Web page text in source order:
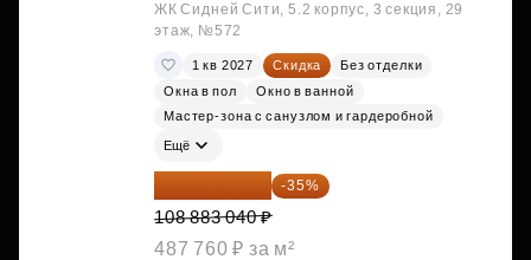
ЖК Сидней Сити, 5.2 корпус, 3 секция, 29
этаж, №572
1 кв 2027 Скидка
Без отделки
Окна в пол
Окно в ванной
Мастер-зона с санузлом и гардеробной
Ещё
70 773 976 ₽ -35%
108 883 040 ₽
487 760 ₽ за м²